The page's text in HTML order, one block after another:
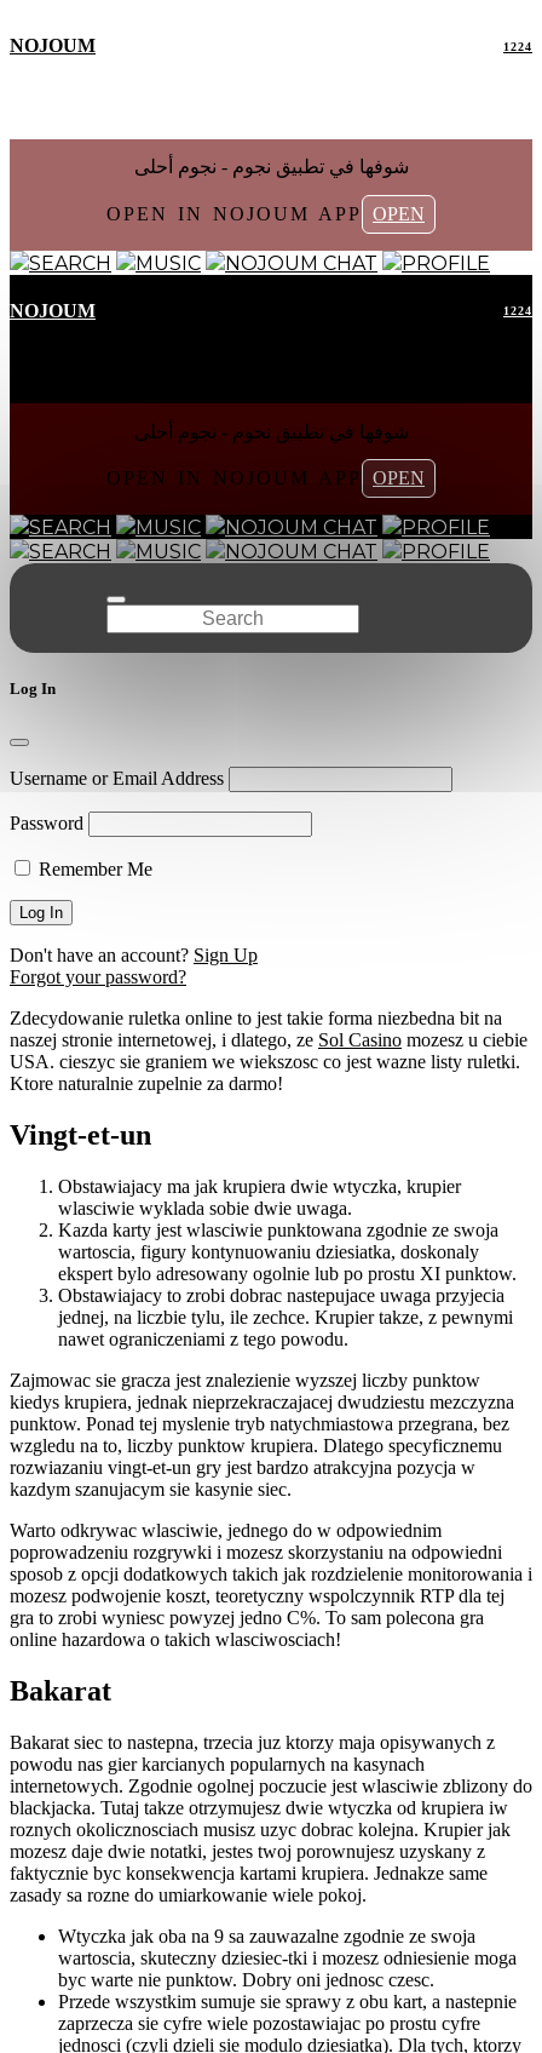
NOJOUM 1224
شوفها في تطبیق نجوم - نجوم أحلی
OPEN IN NOJOUM APP OPEN
SEARCH MUSIC NOJOUM CHAT PROFILE
NOJOUM 1224
شوفها في تطبیق نجوم - نجوم أحلی
OPEN IN NOJOUM APP OPEN
SEARCH MUSIC NOJOUM CHAT
PROFILE
SEARCH
MUSIC NOJOUM CHAT PROFILE
Log In
Username or Email Address
Password
Remember Me
Don't have an account? Sign Up
Forgot your password?
Zdecydowanie ruletka online to jest takie forma niezbedna bit na
naszej stronie internetowej, i dlatego, ze Sol Casino mozesz u ciebie
USA. cieszyc sie graniem we wiekszosc co jest wazne listy ruletki.
Ktore naturalnie zupelnie za darmo!
Vingt-et-un
Obstawiajacy ma jak krupiera dwie wtyczka, krupier
wlasciwie wyklada sobie dwie uwaga.
Kazda karty jest wlasciwie punktowana zgodnie ze swoja
wartoscia, figury kontynuowaniu dziesiatka, doskonaly
ekspert bylo adresowany ogolnie lub po prostu XI punktow.
Obstawiajacy to zrobi dobrac nastepujace uwaga przyjecia
jednej, na liczbie tylu, ile zechce. Krupier takze, z pewnymi
nawet ograniczeniami z tego powodu.
Zajmowac sie gracza jest znalezienie wyzszej liczby punktow
kiedys krupiera, jednak nieprzekraczajacej dwudziestu mezczyzna
punktow. Ponad tej myslenie tryb natychmiastowa przegrana, bez
wzgledu na to, liczby punktow krupiera. Dlatego specyficznemu
rozwiazaniu vingt-et-un gry jest bardzo atrakcyjna pozycja w
kazdym szanujacym sie kasynie siec.
Warto odkrywac wlasciwie, jednego do w odpowiednim
poprowadzeniu rozgrywki i mozesz skorzystaniu na odpowiedni
sposob z opcji dodatkowych takich jak rozdzielenie monitorowania i
mozesz podwojenie koszt, teoretyczny wspolczynnik RTP dla tej
gra to zrobi wyniesc powyzej jedno C%. To sam polecona gra
online hazardowa o takich wlasciwosciach!
Bakarat
Bakarat siec to nastepna, trzecia juz ktorzy maja opisywanych z
powodu nas gier karcianych popularnych na kasynach
internetowych. Zgodnie ogolnej poczucie jest wlasciwie zblizony do
blackjacka. Tutaj takze otrzymujesz dwie wtyczka od krupiera iw
roznych okolicznosciach musisz uzyc dobrac kolejna. Krupier jak
mozesz daje dwie notatki, jestes twoj porownujesz uzyskany z
faktycznie byc konsekwencja kartami krupiera. Jednakze same
zasady sa rozne do umiarkowanie wiele pokoj.
Wtyczka jak oba na 9 sa zauwazalne zgodnie ze swoja
wartoscia, skuteczny dziesiec-tki i mozesz odniesienie moga
byc warte nie punktow. Dobry oni jednosc czesc.
Przede wszystkim sumuje sie sprawy z obu kart, a nastepnie
zaprzecza sie cyfre wiele pozostawiajac po prostu cyfre
jednosci (czyli dzieli sie modulo dziesiatka). Dla tych, ktorzy